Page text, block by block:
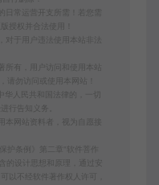
日常运营开支所需！若您需
授权并合法使用！
对于用户违法使用本站非法
有，用户访问和使用本站
请勿访问或使用本网站！
华人民共和国法律的，一切
行告知义务。
网站资料者，视为自愿接
护条例》第二章"软件菩作
的设计思想和原理，通过安
以不经软件著作权人许可，